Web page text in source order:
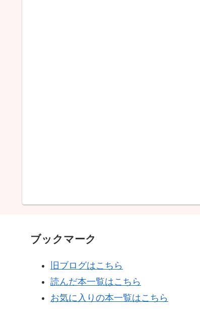
ブックマーク
旧ブログはこちら
読んだ本一覧はこちら
お気に入りの本一覧はこちら